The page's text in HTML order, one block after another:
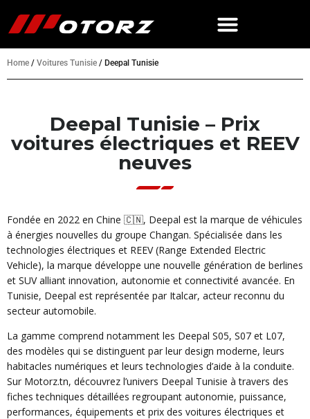
Home / Voitures Tunisie / Deepal Tunisie
Deepal Tunisie – Prix
voitures électriques et REEV
neuves
Fondée en 2022 en Chine 🇨🇳, Deepal est la marque de véhicules
à énergies nouvelles du groupe Changan. Spécialisée dans les
technologies électriques et REEV (Range Extended Electric
Vehicle), la marque développe une nouvelle génération de berlines
et SUV alliant innovation, autonomie et connectivité avancée. En
Tunisie, Deepal est représentée par Italcar, acteur reconnu du
secteur automobile.
La gamme comprend notamment les Deepal S05, S07 et L07,
des modèles qui se distinguent par leur design moderne, leurs
habitacles numériques et leurs technologies d’aide à la conduite.
Sur Motorz.tn, découvrez l’univers Deepal Tunisie à travers des
fiches techniques détaillées regroupant autonomie, puissance,
performances, équipements et prix des voitures électriques et